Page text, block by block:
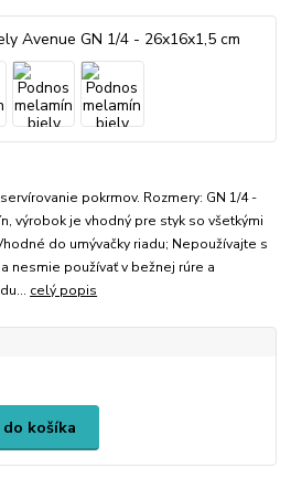
pokrmov. Rozmery: GN 1/4 -
výrobok je vhodný pre styk so všetkými
do umývačky riadu; Nepoužívajte s
nesmie používať v bežnej rúre a
celý popis
košíka